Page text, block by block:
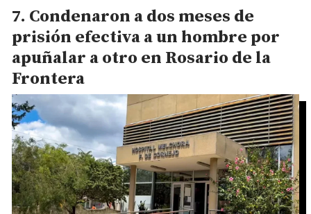
Condenaron a dos meses de
prisión efectiva a un hombre por
apuñalar a otro en Rosario de la
Frontera